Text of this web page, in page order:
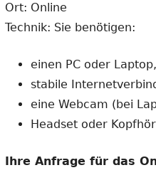
Ort: Online
Technik: Sie benötigen:
einen PC oder Laptop,
stabile
eine Webcam (bei
Headset oder
Ihre Anfrage für das